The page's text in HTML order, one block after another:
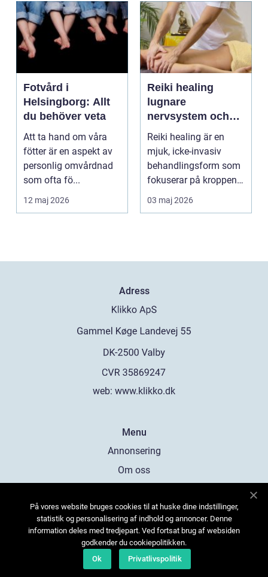
Fotvård i
Helsingborg: Allt
du behöver veta
Att ta hand om våra
fötter är en aspekt av
personlig omvårdnad
som ofta fö...
12 maj 2026
Reiki healing
lugnare
nervsystem och
djupare
återhämtning
Reiki healing är en
mjuk, icke-invasiv
behandlingsform som
fokuserar på kroppens
egen förmåga att lä...
03 maj 2026
Adress
web: www.klikko.dk
Menu
Annonsering
Om oss
Kontakta oss
Sitemap
På vores website bruges cookies til at huske dine indstillinger,
statistik og personalisering af indhold og annoncer. Denne
information deles med tredjepart. Ved fortsat brug af websiden
godkender du cookiepolitikken.
Ok
Privatlivspolitik